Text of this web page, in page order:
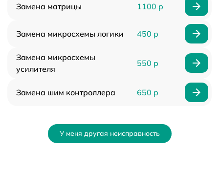
Замена матрицы 1100 р
Замена микросхемы логики 450 р
Замена микросхемы
усилителя
550 р
Замена шим контроллера 650 р
У меня другая неисправность